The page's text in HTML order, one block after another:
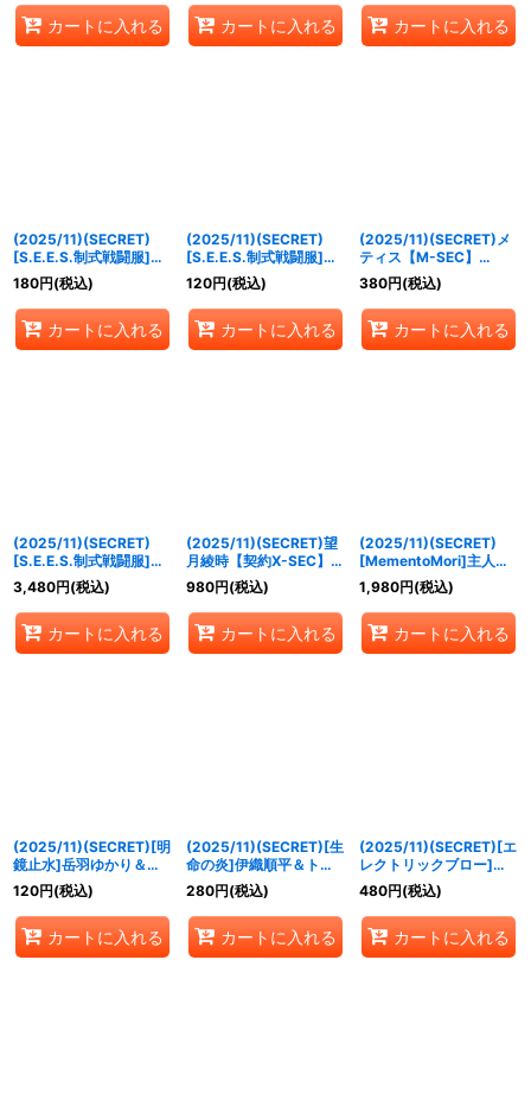
カートに入れる カートに入れる カートに入れる
(2025/11)(SECRET)
[S.E.E.S.制式戦闘服]天
田乾【M-SEC】{CB33-
032}《青》
180円(税込)
カートに入れる
(2025/11)(SECRET)
[S.E.E.S.制式戦闘服]荒
垣真次郎【R-SEC】
{CB33-038}《青》
120円(税込)
カートに入れる
(2025/11)(SECRET)メ
ティス【M-SEC】
{CB33-060}《青》
380円(税込)
カートに入れる
(2025/11)(SECRET)
[S.E.E.S.制式戦闘服]ア
イギス【契約X-SEC】
{CB33-CX01}《青》
3,480円(税込)
カートに入れる
(2025/11)(SECRET)望
月綾時【契約X-SEC】
{CB33-CX02}《多》
980円(税込)
カートに入れる
(2025/11)(SECRET)
[MementoMori]主人公
＆タナトス【X-SEC】
{CB33-X01}《多》
1,980円(税込)
カートに入れる
(2025/11)(SECRET)[明
鏡止水]岳羽ゆかり＆イ
シス【X-SEC】{CB33-
X02}《多》
120円(税込)
カートに入れる
(2025/11)(SECRET)[生
命の炎]伊織順平＆トリ
スメギストス【X-SEC】
{CB33-X03}《多》
280円(税込)
カートに入れる
(2025/11)(SECRET)[エ
レクトリックブロー]真
田明彦＆カエサル【X-
SEC】{CB33-X04}
《多》
480円(税込)
カートに入れる